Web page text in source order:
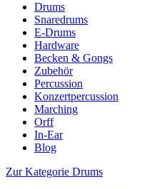
Drums
Snaredrums
E-Drums
Hardware
Becken & Gongs
Zubehör
Percussion
Konzertpercussion
Marching
Orff
In-Ear
Blog
Zur Kategorie Drums